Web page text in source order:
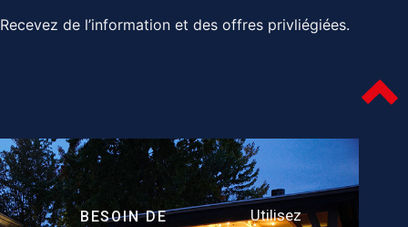
Recevez de l’information et des offres privliégiées.
BESOIN DE
Utilisez